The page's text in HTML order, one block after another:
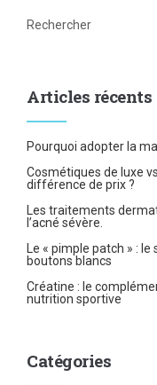
Rechercher
Articles récents
Pourquoi adopter la
Cosmétiques de luxe
différence de prix ?
Les traitements
l’acné sévère.
Le « pimple patch » :
boutons blancs
Créatine : le
nutrition sportive
Catégories